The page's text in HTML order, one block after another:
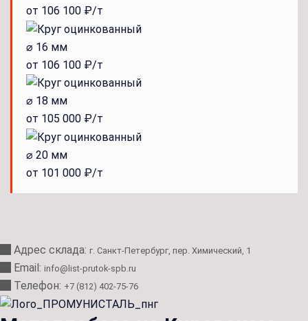
от 106 100 ₽/т
⌀ 16 мм
от 106 100 ₽/т
⌀ 18 мм
от 105 000 ₽/т
⌀ 20 мм
от 101 000 ₽/т
Адрес склада: г. Санкт-Петербург, пер. Химический, 1
Email: info@list-prutok-spb.ru
Телефон: +7 (812) 402-75-76